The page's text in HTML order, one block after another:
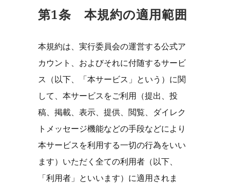
第1条 本規約の適用範囲
本規約は、実行委員会の運営する公式ア
カウント、およびそれに付随するサービ
ス（以下、「本サービス」という）に関
して、本サービスをご利用（提出、投
稿、掲載、表示、提供、閲覧、ダイレク
トメッセージ機能などの手段などにより
本サービスを利用する一切の行為をいい
ます）いただく全ての利用者（以下、
「利用者」といいます）に適用されま